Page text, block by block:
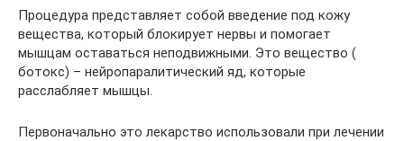
Процедура представляет собой введение под кожу
вещества, который блокирует нервы и помогает
мышцам оставаться неподвижными. Это вещество (
ботокс) – нейропаралитический яд, которые
расслабляет мышцы.
Первоначально это лекарство использовали при лечении